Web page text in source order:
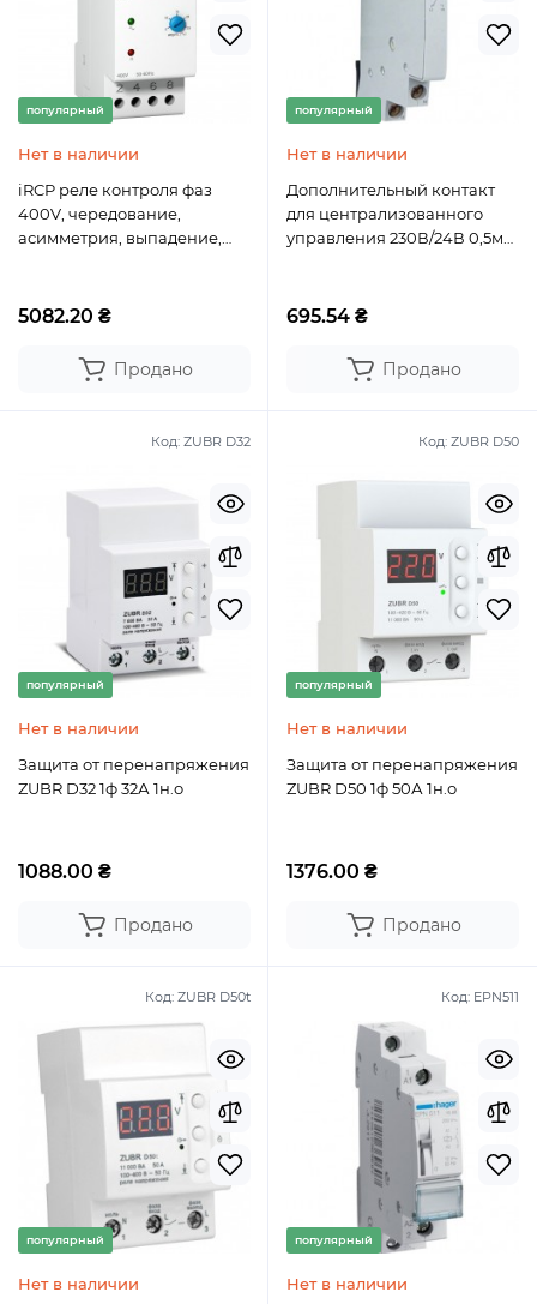
популярный
Нет в наличии
iRCP реле контроля фаз
400V, чередование,
асимметрия, выпадение,
5082.20 ₴
Продано
популярный
Нет в наличии
Дополнительный контакт
для централизованного
управления 230В/24В 0,5м
695.54 ₴
Продано
Код: ZUBR D32
популярный
Нет в наличии
Защита от перенапряжения
ZUBR D32 1ф 32А 1н.о
1088.00 ₴
Продано
Код: ZUBR D50
популярный
Нет в наличии
Защита от перенапряжения
ZUBR D50 1ф 50А 1н.о
1376.00 ₴
Продано
Код: ZUBR D50t
популярный
Нет в наличии
Код: EPN511
популярный
Нет в наличии